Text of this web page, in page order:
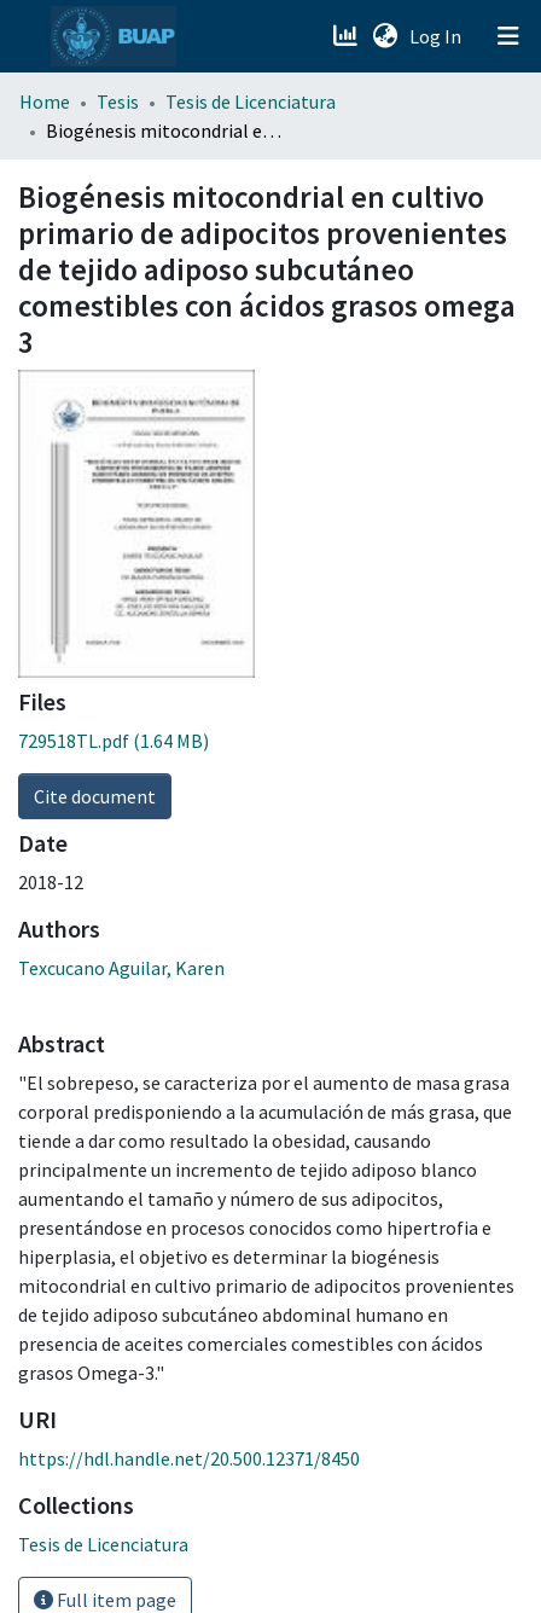
Log In (current)
menu.section.about_menu
Home Tesis
Tesis de Licenciatura
Biogénesis mitocondrial en cultivo primario de adipocitos provenientes de tejido adiposo subcutáneo comestibles con ácidos grasos omega 3
Biogénesis mitocondrial en cultivo
primario de adipocitos provenientes
de tejido adiposo subcutáneo
comestibles con ácidos grasos omega
3
Files
729518TL.pdf (1.64 MB)
Cite document
Date
2018-12
Authors
Texcucano Aguilar, Karen
Abstract
"El sobrepeso, se caracteriza por el aumento de masa grasa
corporal predisponiendo a la acumulación de más grasa, que
tiende a dar como resultado la obesidad, causando
principalmente un incremento de tejido adiposo blanco
aumentando el tamaño y número de sus adipocitos,
presentándose en procesos conocidos como hipertrofia e
hiperplasia, el objetivo es determinar la biogénesis
mitocondrial en cultivo primario de adipocitos provenientes
de tejido adiposo subcutáneo abdominal humano en
presencia de aceites comerciales comestibles con ácidos
grasos Omega-3."
URI
https://hdl.handle.net/20.500.12371/8450
Collections
Tesis de Licenciatura
Full item page